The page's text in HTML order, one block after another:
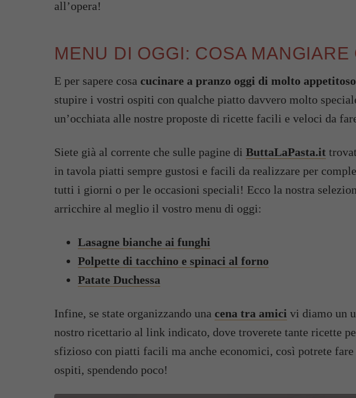
all’opera!
MENU DI OGGI: COSA MANGIARE
E per sapere cosa cucinare a pranzo oggi di molto appetitoso
stupire i vostri ospiti con qualche piatto davvero molto
un’occhiata alle nostre proposte di ricette facili e veloci da
Siete già al corrente che sulle pagine di ButtaLaPasta.it
in tavola piatti sempre gustosi e facili da realizzare per
tutti i giorni o per le occasioni speciali! Ecco la nostra
arricchire al meglio il vostro menu di oggi:
Lasagne bianche ai funghi
Polpette di tacchino e spinaci al forno
Patate Duchessa
Infine, se state organizzando una cena tra amici vi diamo un
nostro ricettario al link indicato, dove troverete tante ricette
sfizioso con piatti facili ma anche economici, così potrete
ospiti, spendendo poco!